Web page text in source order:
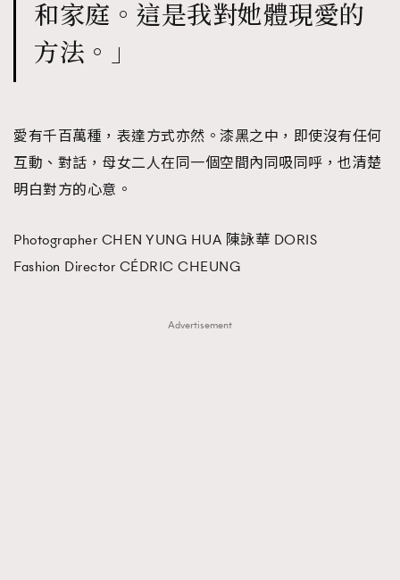
和家庭。這是我對她體現愛的
方法。」
愛有千百萬種，表達方式亦然。漆黑之中，即使沒有任何
互動、對話，母女二人在同一個空間內同吸同呼，也清楚
明白對方的心意。
Photographer CHEN YUNG HUA 陳詠華 DORIS
Fashion Director CÉDRIC CHEUNG
Advertisement